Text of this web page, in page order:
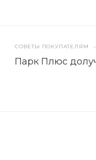
СОВЕТЫ ПОКУПАТЕЛЯМ
Парк Плюс